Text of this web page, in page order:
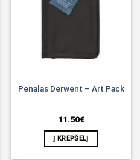
Penalas Derwent – Art Pack
11.50€
Į KREPŠELĮ